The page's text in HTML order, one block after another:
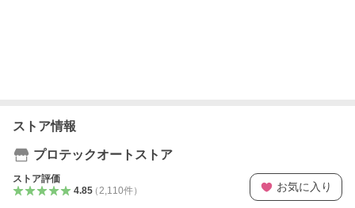
ストア情報
プロテックオートストア
ストア評価
4.85（2,110件） お気に入り